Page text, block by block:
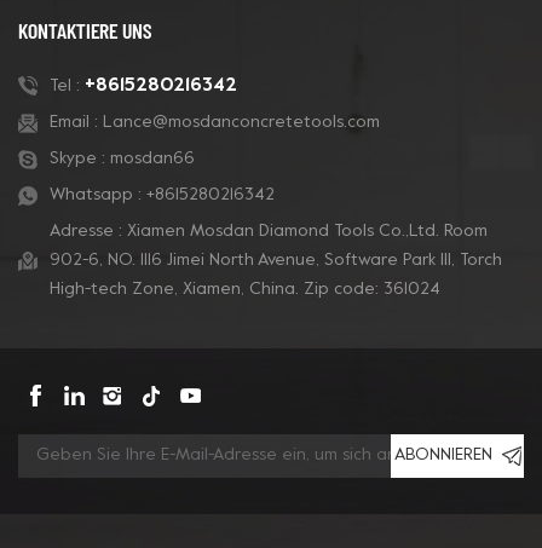
KONTAKTIERE UNS
Tel : +8615280216342
Email : Lance@mosdanconcretetools.com
Skype : mosdan66
Whatsapp : +8615280216342
Adresse : Xiamen Mosdan Diamond Tools Co.,Ltd. Room
902-6, NO. 1116 Jimei North Avenue, Software Park Ill, Torch
High-tech Zone, Xiamen, China. Zip code: 361024
ABONNIEREN